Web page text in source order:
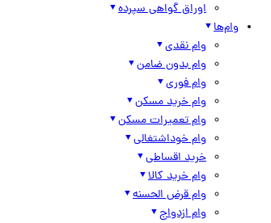
اوراق گواهی سپرده
وام‌ها
وام نقدی
وام بدون ضامن
وام فوری
وام خرید مسکن
وام تعمیرات مسکن
وام خوداشتغالی
خرید اقساطی
وام خرید کالا
وام قرض الحسنه
وام ازدواج